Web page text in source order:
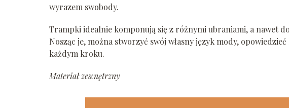
wyrazem swobody.
Trampki idealnie komponują się z różnymi ubraniami, a nawet
Nosząc je, można stworzyć swój własny język mody,
każdym kroku.
Materiał zewnętrzny